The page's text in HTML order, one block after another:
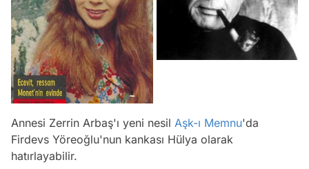
Annesi Zerrin Arbaş'ı yeni nesil Aşk-ı Memnu'da
Firdevs Yöreoğlu'nun kankası Hülya olarak
hatırlayabilir.